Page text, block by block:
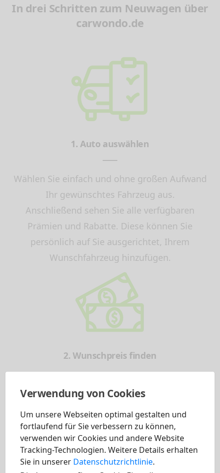
Verwendung von Cookies
Um unsere Webseiten optimal gestalten und
fortlaufend für Sie verbessern zu können,
verwenden wir Cookies und andere Website
Tracking-Technologien. Weitere Details erhalten
Sie in unserer Datenschutzrichtlinie.
In drei Schritten zum Neuwagen über
carwondo.de
1. Auto auswählen
Wählen Sie einfach und ohne großen Aufwand
Ihr gewünschtes Fahrzeug aus.
Anschließend sehen Sie alle verfügbaren
Prämien und Rabatte. Diese können Sie
persönlich auf Sie ausgerichtet, Ihrem
Wunschfahrzeug hinzufügen.
2. Wunschpreis finden
Vergleichen Sie nun die besten Preisnachlässe
Händlern in Ihrer Nähe und aus ganz
Deutschland. So haben Sie die Möglichkeit ein
für Sie passendes Angebot für Ihren